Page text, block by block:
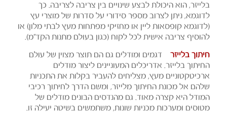
בלייזר, הוא היכולת לבצע שינויים בין צריבה לצריבה. כך
לדוגמא, ניתן לצרוב מספר סידורי על סדרות של מוצרי עץ
(לדוגמא קופסאות ליין או מחזיקי מפתחות מעץ לבתי מלון) או
להוסיף צריבה אישית לכל לקוח (כגון בעולם מתנות הקד"מ).
חיתוך בלייזר– דגמים ומודלים גם הם תוצר מצוין של עולם
החיתוך בלייזר. אדריכלים המעוניינים ליצור מודלים
ארכיטקטוניים מעץ, מצליחים להעביר בקלות את התכניות
שלהם אל מכונת החיתוך מלייזר, ומשם הדרך לחיתוך רכיבי
המודל היא קצרה מאוד. גם מהנדסים הבונים מודלים של
מטוסים ומערכות מכניות שונות, משתמשים בשיטה יעילה זו.